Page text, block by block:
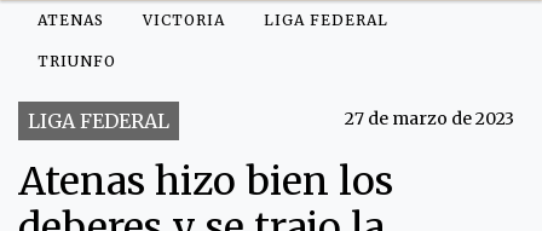
ATENAS VICTORIA LIGA FEDERAL
TRIUNFO
LIGA FEDERAL 27 de marzo de 2023
Atenas hizo bien los